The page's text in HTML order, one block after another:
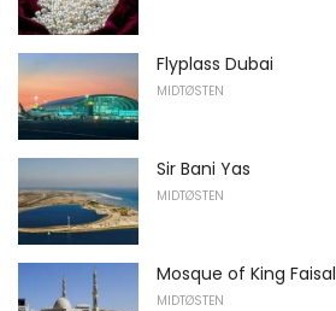
Flyplass Dubai
MIDTØSTEN
Sir Bani Yas
MIDTØSTEN
Mosque of King Faisal
MIDTØSTEN